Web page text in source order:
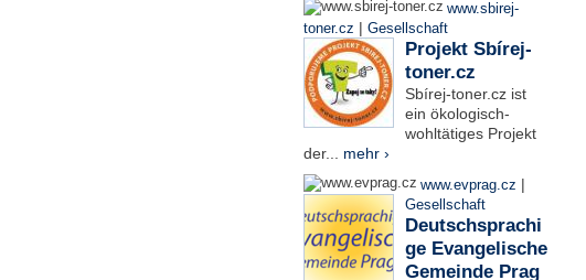
www.sbirej-
toner.cz | Gesellschaft
Projekt Sbírej-
toner.cz
Sbírej-toner.cz ist
ein ökologisch-
wohltätiges Projekt
der... mehr ›
www.evprag.cz |
Gesellschaft
Deutschsprachi
ge Evangelische
Gemeinde Prag